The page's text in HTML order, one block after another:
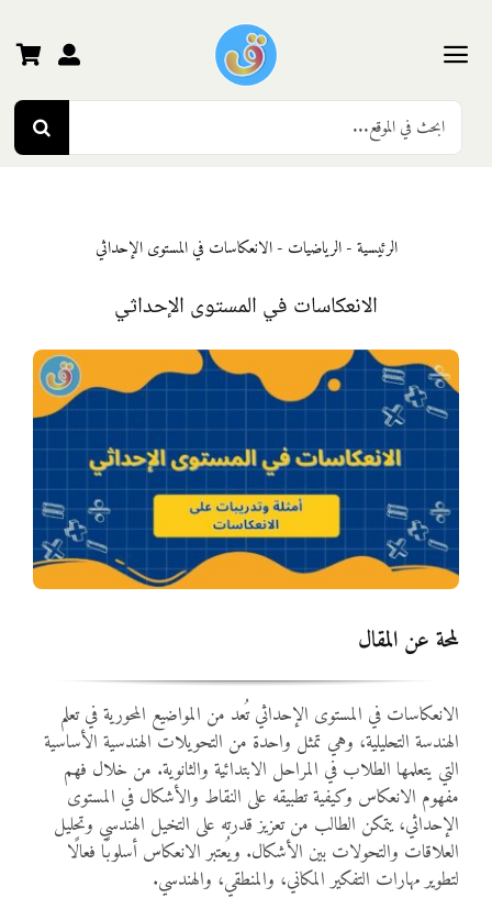
content
Toggle
Navigation
الرئيسية
المرحلة الثانية
المرحلة الثالثة
المواد
أنواع الموارد
الألعاب التفاعلية
Search
for:
الرئيسية-الرياضيات -الانعكاسات في المستوى الإحداثي
الانعكاسات في المستوى الإحداثي
لمحة عن المقال
الانعكاسات في المستوى الإحداثي تُعد من المواضيع المحورية في تعلم
الهندسة التحليلية، وهي تمثل واحدة من التحويلات الهندسية الأساسية
التي يتعلمها الطلاب في المراحل الابتدائية والثانوية. من خلال فهم
مفهوم الانعكاس وكيفية تطبيقه على النقاط والأشكال في المستوى
الإحداثي، يتمكن الطالب من تعزيز قدرته على التخيل الهندسي وتحليل
العلاقات والتحولات بين الأشكال. ويُعتبر الانعكاس أسلوبًا فعالًا
لتطوير مهارات التفكير المكاني، والمنطقي، والهندسي.